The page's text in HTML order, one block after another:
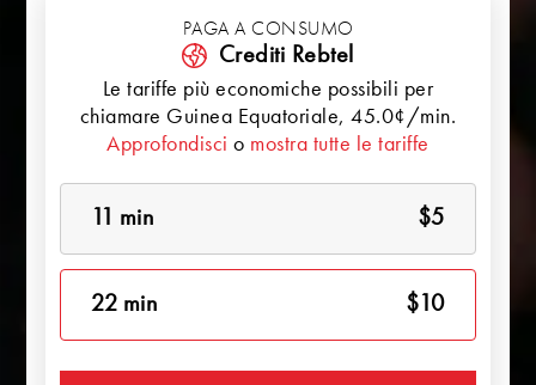
PAGA A CONSUMO
Crediti Rebtel
Le tariffe più economiche possibili per
chiamare Guinea Equatoriale, 45.0¢/min.
Approfondisci o mostra tutte le tariffe
11 min $5
22 min $10